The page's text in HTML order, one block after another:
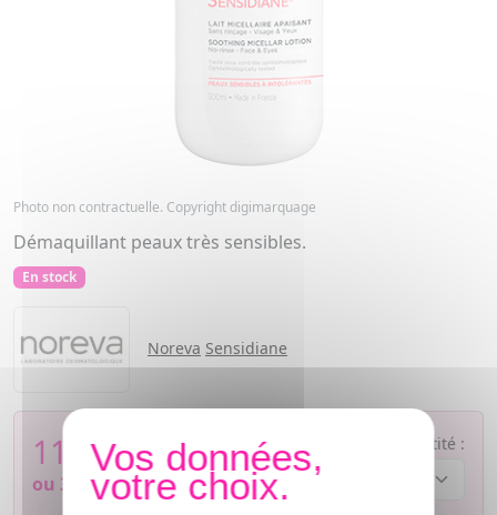
Photo non contractuelle. Copyright digimarquage
Démaquillant peaux très sensibles.
En stock
Noreva Sensidiane
11,99€
ou 3,00€si 4 fois sans frais
Quantité :